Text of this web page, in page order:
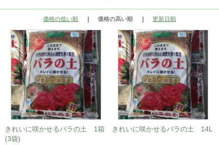
価格の低い順 価格の高い順 更新日順
きれいに咲かせるバラの土 1箱
(3袋)
きれいに咲かせるバラの土 14L